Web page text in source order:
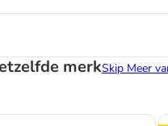
merkSkip Meer